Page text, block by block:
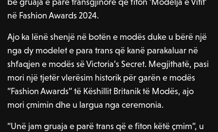
në Fashion Awards 2024.
Ajo ka lënë shenjë në botën e modës duke u bërë një
nga dy modelet e para trans që kanë parakaluar në
shfaqjen e modës së Victoria’s Secret. Megjithatë, pasi
mori një tjetër vlerësim historik për garën e modës
“Fashion Awards” të Këshillit Britanik të Modës, ajo
mori çmimin dhe u largua nga ceremonia.
“Unë jam gruaja e parë trans që e fiton këtë çmim”, u